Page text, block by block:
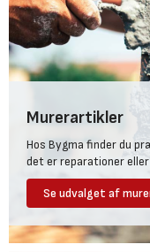
Murerartikler
Hos Bygma finder du
det er reparationer
Se udvalget af